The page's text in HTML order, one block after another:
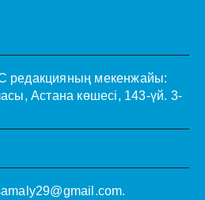
мекенжайы:
Астана көшесі, 143-үй. 3-
.